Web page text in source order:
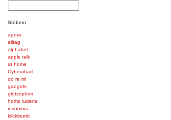
Stöbern
agora
alltag
alphabet
apple talk
at home
Cyberabad
do re mi
gadgets
glotzophon
homo ludens
insomnia
klickibunti